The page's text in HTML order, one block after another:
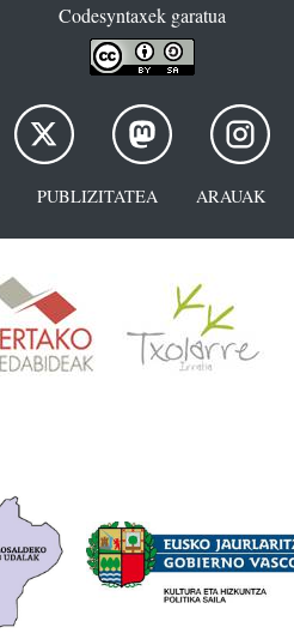
Codesyntaxek garatua
PUBLIZITATEA ARAUAK